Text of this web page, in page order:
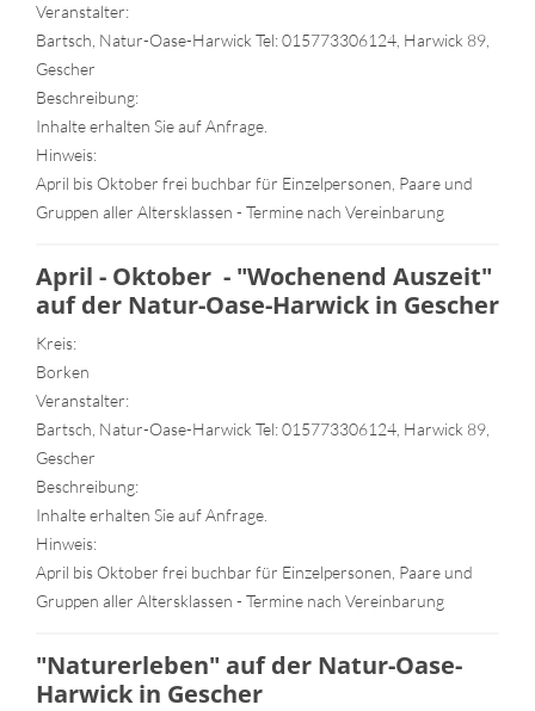
Veranstalter:
Bartsch, Natur-Oase-Harwick Tel: 015773306124, Harwick 89,
Gescher
Beschreibung:
Inhalte erhalten Sie auf Anfrage.
Hinweis:
April bis Oktober frei buchbar für Einzelpersonen, Paare und
Gruppen aller Altersklassen - Termine nach Vereinbarung
April - Oktober - "Wochenend Auszeit"
auf der Natur-Oase-Harwick in Gescher
Kreis:
Borken
Veranstalter:
Bartsch, Natur-Oase-Harwick Tel: 015773306124, Harwick 89,
Gescher
Beschreibung:
Inhalte erhalten Sie auf Anfrage.
Hinweis:
April bis Oktober frei buchbar für Einzelpersonen, Paare und
Gruppen aller Altersklassen - Termine nach Vereinbarung
"Naturerleben" auf der Natur-Oase-
Harwick in Gescher